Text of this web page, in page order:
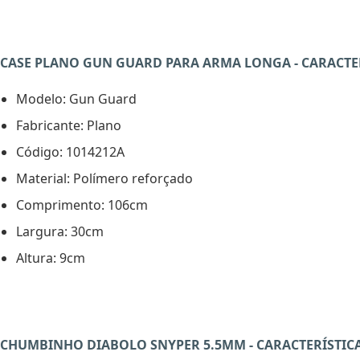
CASE PLANO GUN GUARD PARA ARMA LONGA -
Modelo: Gun Guard
Fabricante: Plano
Código: 1014212A
Material: Polímero reforçado
Comprimento: 106cm
Largura: 30cm
Altura: 9cm
CHUMBINHO DIABOLO SNYPER 5.5MM -